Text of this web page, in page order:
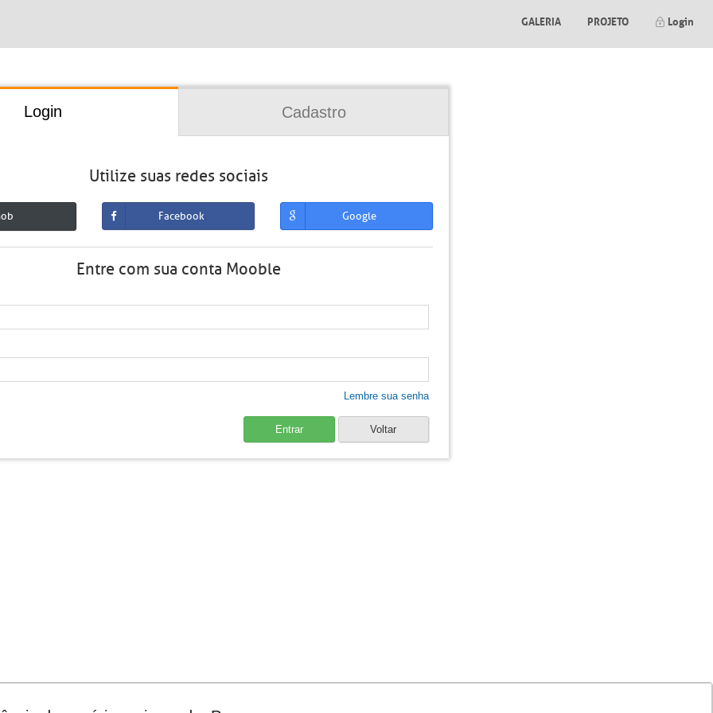
GALERIA PROJETO Login
Login Cadastro
Utilize suas redes sociais
Facebook Google
Entre com sua conta Mooble
Lembre sua senha
Entrar Voltar